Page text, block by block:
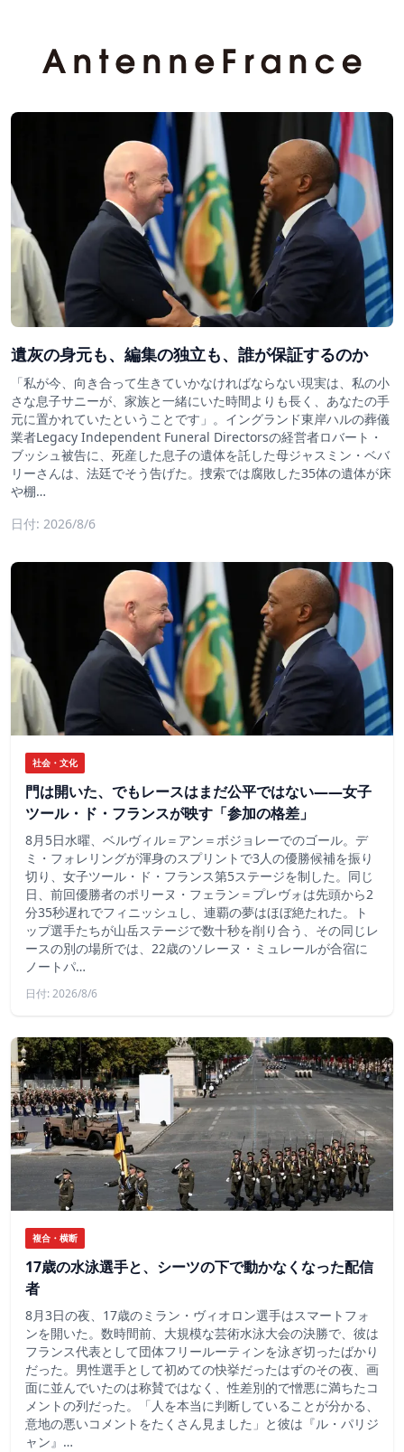
遺灰の身元も、編集の独立も、誰が保証するのか
「私が今、向き合って生きていかなければならない現実は、私の小
さな息子サニーが、家族と一緒にいた時間よりも長く、あなたの手
元に置かれていたということです」。イングランド東岸ハルの葬儀
業者Legacy Independent Funeral Directorsの経営者ロバート・
ブッシュ被告に、死産した息子の遺体を託した母ジャスミン・ベバ
リーさんは、法廷でそう告げた。捜索では腐敗した35体の遺体が床
や棚…
日付: 2026/8/6
社会・文化
門は開いた、でもレースはまだ公平ではない――女子
ツール・ド・フランスが映す「参加の格差」
8月5日水曜、ベルヴィル＝アン＝ボジョレーでのゴール。デ
ミ・フォレリングが渾身のスプリントで3人の優勝候補を振り
切り、女子ツール・ド・フランス第5ステージを制した。同じ
日、前回優勝者のポリーヌ・フェラン＝プレヴォは先頭から2
分35秒遅れでフィニッシュし、連覇の夢はほぼ絶たれた。ト
ップ選手たちが山岳ステージで数十秒を削り合う、その同じレ
ースの別の場所では、22歳のソレーヌ・ミュレールが合宿に
ノートパ…
日付: 2026/8/6
複合・横断
17歳の水泳選手と、シーツの下で動かなくなった配信
者
8月3日の夜、17歳のミラン・ヴィオロン選手はスマートフォ
ンを開いた。数時間前、大規模な芸術水泳大会の決勝で、彼は
フランス代表として団体フリールーティンを泳ぎ切ったばかり
だった。男性選手として初めての快挙だったはずのその夜、画
面に並んでいたのは称賛ではなく、性差別的で憎悪に満ちたコ
メントの列だった。「人を本当に判断していることが分かる、
意地の悪いコメントをたくさん見ました」と彼は『ル・パリジ
ャン』…